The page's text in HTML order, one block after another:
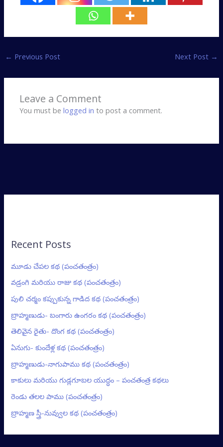
← Previous Post Next Post →
Leave a Comment
You must belogged in to post a comment.
Recent Posts
మూడు చేపల కథ (పంచతంత్రం)
వడ్రంగి మరియు రాజు కథ (పంచతంత్రం)
పులి చర్మం కప్పుకున్న గాడిద కథ (పంచతంత్రం)
బ్రాహ్మణుడు- బంగారు ఉంగరం కథ (పంచతంత్రం)
తెలివైన రైతు- దొంగ కథ (పంచతంత్రం)
ఏనుగు- కుందేళ్ల కథ (పంచతంత్రం)
బ్రాహ్మణుడు-నాగుపాము కథ (పంచతంత్రం)
కాకులు మరియు గుడ్లగూబల యుద్ధం – పంచతంత్ర కథలు
రెండు తలల పాము (పంచతంత్రం)
బ్రాహ్మణ స్త్రీ-నువ్వుల కథ (పంచతంత్రం)